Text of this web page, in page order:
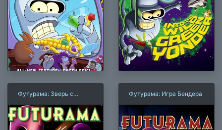
Футурама: Зверь с
Футурама: Игра Бендера